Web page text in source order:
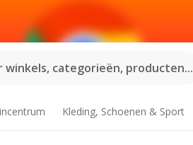
winkels, categorieën, producten...
Kleding, Schoenen & Sport